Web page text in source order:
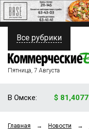
ПОЛИТИКА
ФИНАНСЫ
ОБЩЕСТВО
Все рубрики
Пятница, 7 Августа
В Омске: $ 81,4077
Главная → Новости →